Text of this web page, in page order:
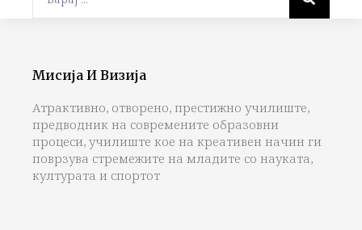
Мисија И Визија
Атрактивно, отворено, престижно училиште,
предводник на современите образовни
процеси, училиште кое на креативен начин ги
поврзува стремежите на младите со науката,
културата и спортот